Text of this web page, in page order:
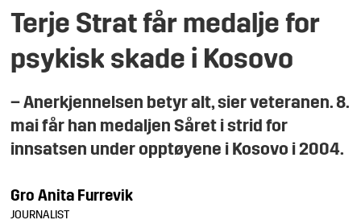
Terje Strat får medalje for
psykisk skade i Kosovo
– Anerkjennelsen betyr alt, sier veteranen. 8.
mai får han medaljen Såret i strid for
innsatsen under opptøyene i Kosovo i 2004.
Gro Anita Furrevik
JOURNALIST